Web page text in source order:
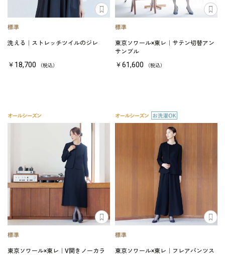
洗える｜ストレッチツイルのジレ
￥18,700 （税込）
東京ソワール×東レ｜サテン切替アン
サンブル
￥61,600 （税込）
東京ソワール×東レ｜V開きノーカラ
東京ソワール×東レ｜フレアパンツス